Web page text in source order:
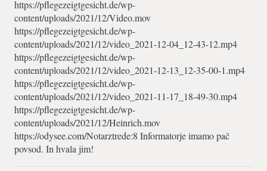
https://pflegezeigtgesicht.de/wp-
content/uploads/2021/12/Video.mov
https://pflegezeigtgesicht.de/wp-
content/uploads/2021/12/video_2021-12-04_12-43-12.mp4
https://pflegezeigtgesicht.de/wp-
content/uploads/2021/12/video_2021-12-13_12-35-00-1.mp4
https://pflegezeigtgesicht.de/wp-
content/uploads/2021/12/video_2021-11-17_18-49-30.mp4
https://pflegezeigtgesicht.de/wp-
content/uploads/2021/12/Heinrich.mov
https://odysee.com/Notarztrede:8 Informatorje imamo pač
povsod. In hvala jim!